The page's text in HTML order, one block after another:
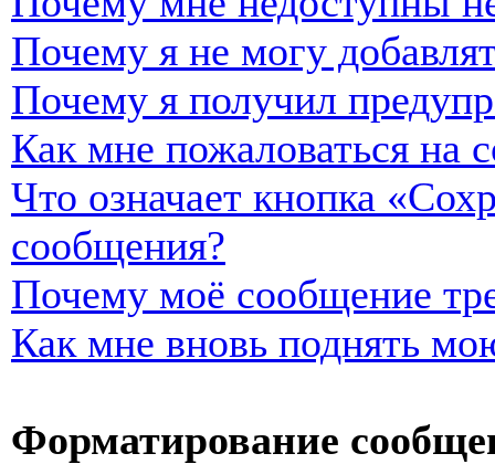
Почему я не могу
Почему я получил
Как мне пожаловаться на
Что означает кнопка
сообщения?
Почему моё сообщение
Как мне вновь поднять
Форматирование